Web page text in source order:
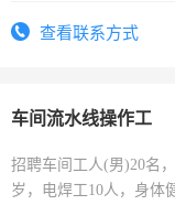
4500。查看联系方式
车间流水线操作工
招聘车间工人(男)20名
岁，电焊工10人，身体